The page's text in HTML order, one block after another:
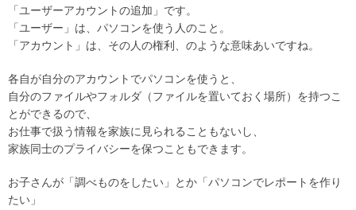
「ユーザーアカウントの追加」です。
「ユーザー」は、パソコンを使う人のこと。
「アカウント」は、その人の権利、のような意味あいですね。
各自が自分のアカウントでパソコンを使うと、
自分のファイルやフォルダ（ファイルを置いておく場所）を持つこ
とができるので、
お仕事で扱う情報を家族に見られることもないし、
家族同士のプライバシーを保つこともできます。
お子さんが「調べものをしたい」とか「パソコンでレポートを作り
たい」